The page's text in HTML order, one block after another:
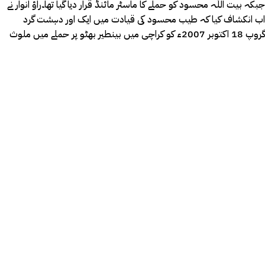
جبکہ بیت اللّٰہ محسود کو حملے کا ماسٹر مائنڈ قرار دیا گیا تھا۔راؤ انوار نے
اب انکشاف کیا کہ طیب محسود کی قیادت میں ایک اور دہشت گرد
گروپ 18 اکتوبر 2007ء کو کراچی میں بینطیر بھٹو پر حملے میں ملوث